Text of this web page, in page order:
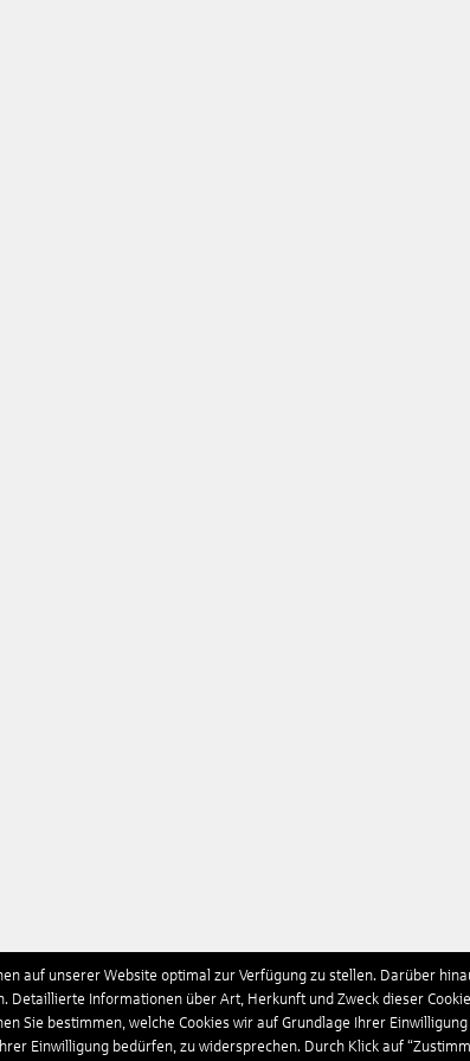
auf unserer Website optimal zur Verfügung zu stellen. Darüber
Detaillierte Informationen über Art, Herkunft und Zweck dieser
Sie bestimmen, welche Cookies wir auf Grundlage Ihrer
Einwilligung bedürfen, zu widersprechen. Durch Klick auf